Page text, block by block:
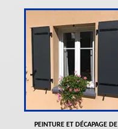
PEINTURE ET DÉCAPAGE DE